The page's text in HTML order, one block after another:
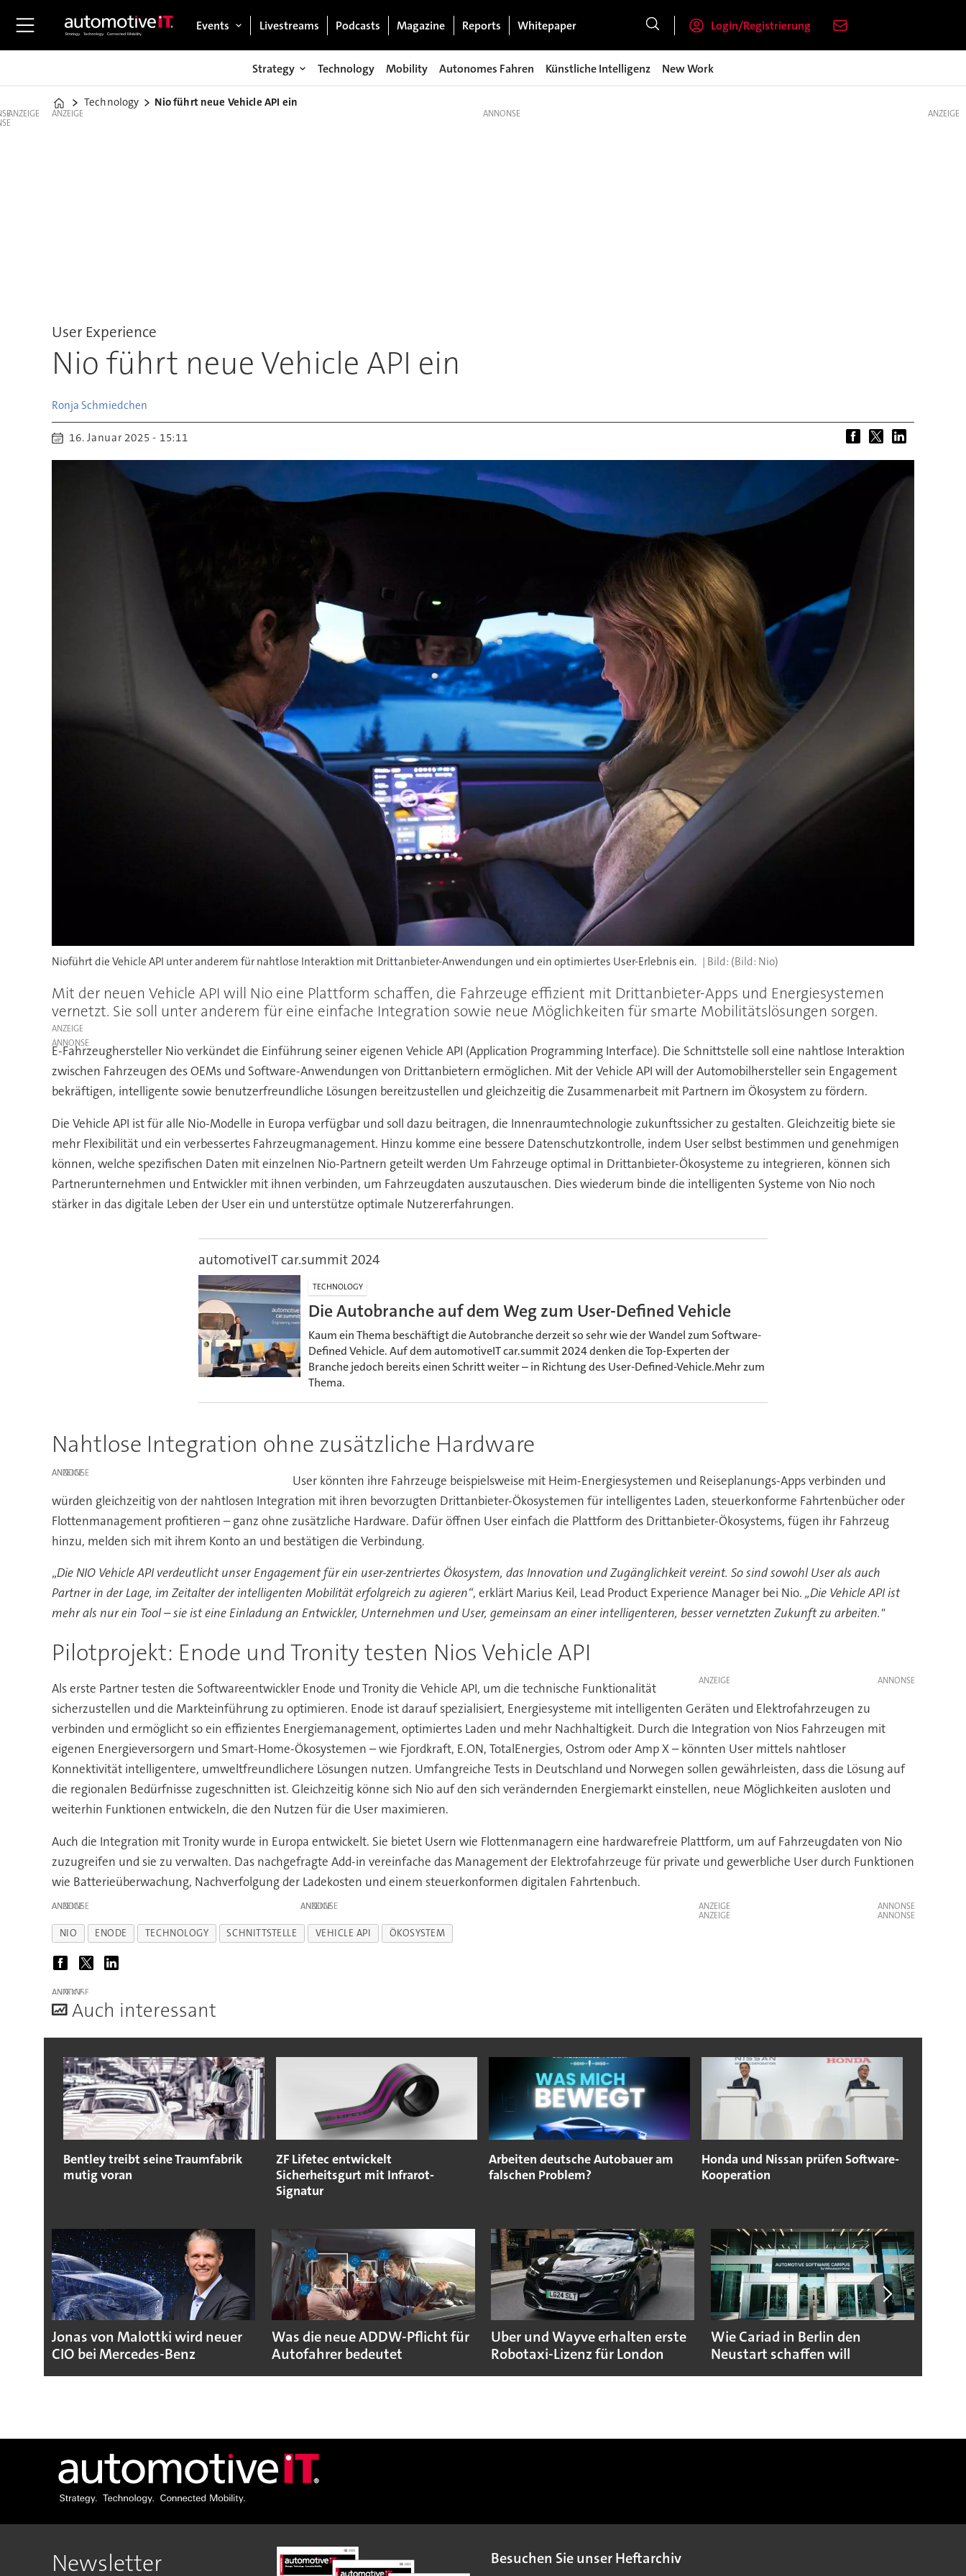
Events Livestreams Podcasts Magazine Reports Whitepaper Login/Registrierung
Strategy Technology Mobility Autonomes Fahren Künstliche Intelligenz New Work
Home
Technology Nio führt neue Vehicle API ein
ANZEIGE ANZEIGE
User Experience
Nio führt neue Vehicle API ein
Ronja Schmiedchen
16. Januar 2025 - 15:11
Nioführt die Vehicle API unter anderem für nahtlose Interaktion mit Drittanbieter-Anwendungen und ein optimiertes User-Erlebnis ein. (Bild: Nio)
Mit der neuen Vehicle API will Nio eine Plattform schaffen, die Fahrzeuge effizient mit Drittanbieter-Apps und Energiesystemen
vernetzt. Sie soll unter anderem für eine einfache Integration sowie neue Möglichkeiten für smarte Mobilitätslösungen sorgen.
ANZEIGE
E-Fahrzeughersteller Nio verkündet die Einführung seiner eigenen Vehicle API (Application Programming Interface). Die Schnittstelle soll eine nahtlose Interaktion
zwischen Fahrzeugen des OEMs und Software-Anwendungen von Drittanbietern ermöglichen. Mit der Vehicle API will der Automobilhersteller sein Engagement
bekräftigen, intelligente sowie benutzerfreundliche Lösungen bereitzustellen und gleichzeitig die Zusammenarbeit mit Partnern im Ökosystem zu fördern.
Die Vehicle API ist für alle Nio-Modelle in Europa verfügbar und soll dazu beitragen, die Innenraumtechnologie zukunftssicher zu gestalten. Gleichzeitig biete sie
mehr Flexibilität und ein verbessertes Fahrzeugmanagement. Hinzu komme eine bessere Datenschutzkontrolle, indem User selbst bestimmen und genehmigen
können, welche spezifischen Daten mit einzelnen Nio-Partnern geteilt werden Um Fahrzeuge optimal in Drittanbieter-Ökosysteme zu integrieren, können sich
Partnerunternehmen und Entwickler mit ihnen verbinden, um Fahrzeugdaten auszutauschen. Dies wiederum binde die intelligenten Systeme von Nio noch
stärker in das digitale Leben der User ein und unterstütze optimale Nutzererfahrungen.
automotiveIT car.summit 2024
TECHNOLOGY
Die Autobranche auf dem Weg zum User-Defined Vehicle
Kaum ein Thema beschäftigt die Autobranche derzeit so sehr wie der Wandel zum Software-
Defined Vehicle. Auf dem automotiveIT car.summit 2024 denken die Top-Experten der
Branche jedoch bereits einen Schritt weiter – in Richtung des User-Defined-Vehicle.Mehr zum
Thema.
Nahtlose Integration ohne zusätzliche Hardware
ANZEIGE
User könnten ihre Fahrzeuge beispielsweise mit Heim-Energiesystemen und Reiseplanungs-Apps verbinden und
würden gleichzeitig von der nahtlosen Integration mit ihren bevorzugten Drittanbieter-Ökosystemen für intelligentes Laden, steuerkonforme Fahrtenbücher oder
Flottenmanagement profitieren – ganz ohne zusätzliche Hardware. Dafür öffnen User einfach die Plattform des Drittanbieter-Ökosystems, fügen ihr Fahrzeug
hinzu, melden sich mit ihrem Konto an und bestätigen die Verbindung.
„Die NIO Vehicle API verdeutlicht unser Engagement für ein user-zentriertes Ökosystem, das Innovation und Zugänglichkeit vereint. So sind sowohl User als auch
Partner in der Lage, im Zeitalter der intelligenten Mobilität erfolgreich zu agieren“, erklärt Marius Keil, Lead Product Experience Manager bei Nio. „Die Vehicle API ist
mehr als nur ein Tool – sie ist eine Einladung an Entwickler, Unternehmen und User, gemeinsam an einer intelligenteren, besser vernetzten Zukunft zu arbeiten."
Pilotprojekt: Enode und Tronity testen Nios Vehicle API
ANZEIGE
Als erste Partner testen die Softwareentwickler Enode und Tronity die Vehicle API, um die technische Funktionalität
sicherzustellen und die Markteinführung zu optimieren. Enode ist darauf spezialisiert, Energiesysteme mit intelligenten Geräten und Elektrofahrzeugen zu
verbinden und ermöglicht so ein effizientes Energiemanagement, optimiertes Laden und mehr Nachhaltigkeit. Durch die Integration von Nios Fahrzeugen mit
eigenen Energieversorgern und Smart-Home-Ökosystemen – wie Fjordkraft, E.ON, TotalEnergies, Ostrom oder Amp X – könnten User mittels nahtloser
Konnektivität intelligentere, umweltfreundlichere Lösungen nutzen. Umfangreiche Tests in Deutschland und Norwegen sollen gewährleisten, dass die Lösung auf
die regionalen Bedürfnisse zugeschnitten ist. Gleichzeitig könne sich Nio auf den sich verändernden Energiemarkt einstellen, neue Möglichkeiten ausloten und
weiterhin Funktionen entwickeln, die den Nutzen für die User maximieren.
Auch die Integration mit Tronity wurde in Europa entwickelt. Sie bietet Usern wie Flottenmanagern eine hardwarefreie Plattform, um auf Fahrzeugdaten von Nio
zuzugreifen und sie zu verwalten. Das nachgefragte Add-in vereinfache das Management der Elektrofahrzeuge für private und gewerbliche User durch Funktionen
wie Batterieüberwachung, Nachverfolgung der Ladekosten und einem steuerkonformen digitalen Fahrtenbuch.
ANZEIGE ANZEIGE
ANZEIGE
ANZEIGE
NIO ENODE TECHNOLOGY SCHNITTSTELLE VEHICLE API ÖKOSYSTEM
ANZEIGE
Auch interessant
Bentley treibt seine Traumfabrik
mutig voran
ZF Lifetec entwickelt
Sicherheitsgurt mit Infrarot-
Signatur
Arbeiten deutsche Autobauer am
falschen Problem?
Honda und Nissan prüfen Software-
Kooperation
Jonas von Malottki wird neuer
CIO bei Mercedes-Benz
Was die neue ADDW-Pflicht für
Autofahrer bedeutet
Uber und Wayve erhalten erste
Robotaxi-Lizenz für London
Wie Cariad in Berlin den
Neustart schaffen will
ANZEIGE
Newsletter Besuchen Sie unser Heftarchiv